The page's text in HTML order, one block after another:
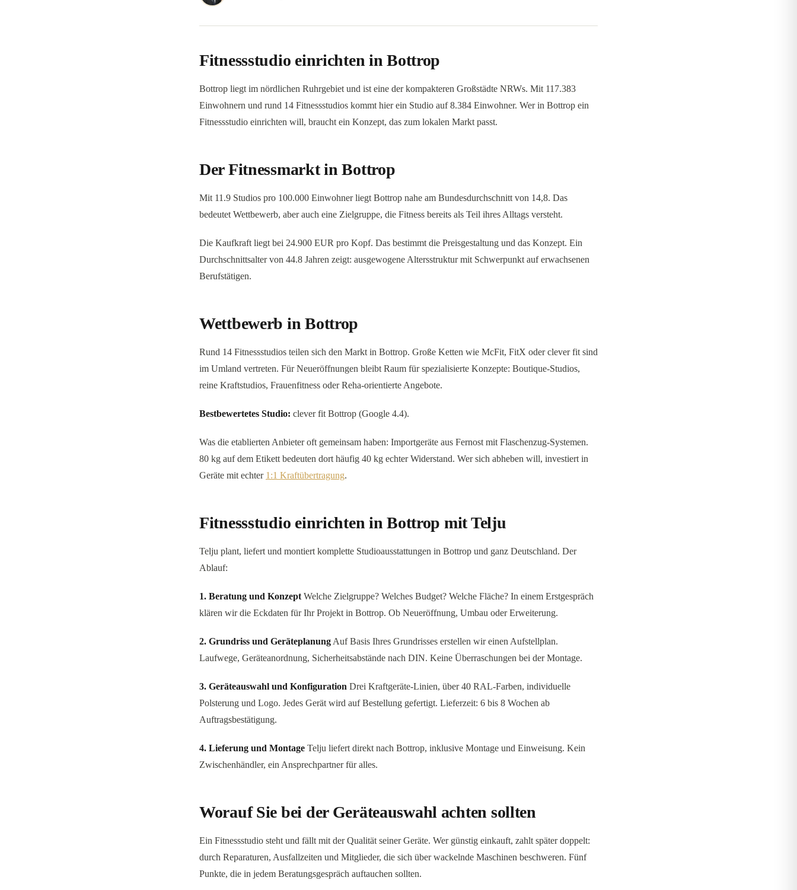
Fitnessstudio einrichten in Bottrop
Bottrop liegt im nördlichen Ruhrgebiet und ist eine der kompakteren Großstädte NRWs. Mit 117.383
Einwohnern und rund 14 Fitnessstudios kommt hier ein Studio auf 8.384 Einwohner. Wer in Bottrop ein
Fitnessstudio einrichten will, braucht ein Konzept, das zum lokalen Markt passt.
Der Fitnessmarkt in Bottrop
Mit 11.9 Studios pro 100.000 Einwohner liegt Bottrop nahe am Bundesdurchschnitt von 14,8. Das
bedeutet Wettbewerb, aber auch eine Zielgruppe, die Fitness bereits als Teil ihres Alltags versteht.
Die Kaufkraft liegt bei 24.900 EUR pro Kopf. Das bestimmt die Preisgestaltung und das Konzept. Ein
Durchschnittsalter von 44.8 Jahren zeigt: ausgewogene Altersstruktur mit Schwerpunkt auf erwachsenen
Berufstätigen.
Wettbewerb in Bottrop
Rund 14 Fitnessstudios teilen sich den Markt in Bottrop. Große Ketten wie McFit, FitX oder clever fit sind
im Umland vertreten. Für Neueröffnungen bleibt Raum für spezialisierte Konzepte: Boutique-Studios,
reine Kraftstudios, Frauenfitness oder Reha-orientierte Angebote.
Bestbewertetes Studio: clever fit Bottrop (Google 4.4).
Was die etablierten Anbieter oft gemeinsam haben: Importgeräte aus Fernost mit Flaschenzug-Systemen.
80 kg auf dem Etikett bedeuten dort häufig 40 kg echter Widerstand. Wer sich abheben will, investiert in
Geräte mit echter 1:1 Kraftübertragung.
Fitnessstudio einrichten in Bottrop mit Telju
Telju plant, liefert und montiert komplette Studioausstattungen in Bottrop und ganz Deutschland. Der
Ablauf:
1. Beratung und Konzept Welche Zielgruppe? Welches Budget? Welche Fläche? In einem Erstgespräch
klären wir die Eckdaten für Ihr Projekt in Bottrop. Ob Neueröffnung, Umbau oder Erweiterung.
2. Grundriss und Geräteplanung Auf Basis Ihres Grundrisses erstellen wir einen Aufstellplan.
Laufwege, Geräteanordnung, Sicherheitsabstände nach DIN. Keine Überraschungen bei der Montage.
3. Geräteauswahl und Konfiguration Drei Kraftgeräte-Linien, über 40 RAL-Farben, individuelle
Polsterung und Logo. Jedes Gerät wird auf Bestellung gefertigt. Lieferzeit: 6 bis 8 Wochen ab
Auftragsbestätigung.
4. Lieferung und Montage Telju liefert direkt nach Bottrop, inklusive Montage und Einweisung. Kein
Zwischenhändler, ein Ansprechpartner für alles.
Worauf Sie bei der Geräteauswahl achten sollten
Ein Fitnessstudio steht und fällt mit der Qualität seiner Geräte. Wer günstig einkauft, zahlt später doppelt:
durch Reparaturen, Ausfallzeiten und Mitglieder, die sich über wackelnde Maschinen beschweren. Fünf
Punkte, die in jedem Beratungsgespräch auftauchen sollten.